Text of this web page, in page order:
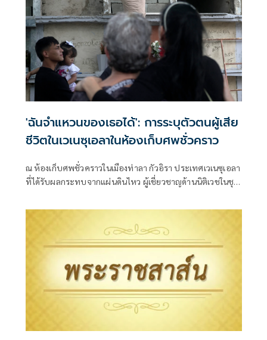
'ฉันจำแหวนของเธอได้': การระบุตัวตนผู้เสีย
ชีวิตในเวเนซุเอลาในห้องเก็บศพชั่วคราว
ณ ห้องเก็บศพชั่วคราวในเมืองท่าลา กัวอิรา ประเทศเวเนซุเอลา
ที่ได้รับผลกระทบจากแผ่นดินไหว ผู้เชี่ยวชาญด้านนิติเวชในชุด
ในถุงตากแดด